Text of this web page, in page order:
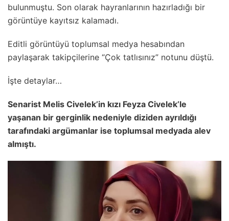
bulunmuştu. Son olarak hayranlarının hazırladığı bir
görüntüye kayıtsız kalamadı.
Editli görüntüyü toplumsal medya hesabından
paylaşarak takipçilerine “Çok tatlısınız” notunu düştü.
İşte detaylar…
Senarist Melis Civelek’in kızı Feyza Civelek’le
yaşanan bir gerginlik nedeniyle diziden ayrıldığı
tarafındaki argümanlar ise toplumsal medyada alev
almıştı.